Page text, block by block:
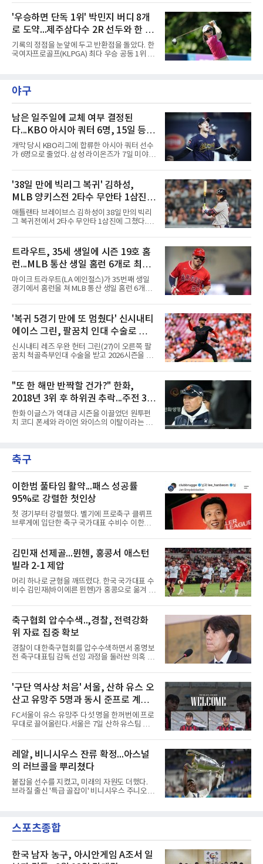
회 대회에서 데뷔 첫 승을 거뒀다.
귀포의 테디밸리 골프앤리조트(파72)에서 열린
2026시즌 한국여자프로골프(KLPGA) 투어 제주
삼다수 마스터스(총상금 10억 원) 2라운드에서
보기 없이 버디만 7개를 잡아 7언더파 65타를 쳤
다. 중간합계 1언더파 143타를 기록한 그는 전날
공동 115위에서 무려 77계단 뛰어오른 공동 38
위로 컷을 통과했다. 이번 대회 컷 기준은 1오버
오버파 78타로 공동 115위에 머물러 컷 탈락이
유력해 보였던 그였다.반전의 흐
'우승하면 단독 1위' 박민지 버디 8개
로 도약...제주삼다수 2R 선두와 한 타
차
기록의 정점을 눈앞에 두고 반환점을 돌았다. 한
국여자프로골프(KLPGA) 최다 우승 공동 1위 박
72)에서 열린 2라운드에서 버디 8개와 보기 1개
를 묶어 7언더파 65타를 쳤다. 1라운드에서 71
로 최정원, 문정민, 서어진, 신다인과 공동 2위에
이름을 올렸다. 단독 선두 강채연(9언더파 135
타)과는 한 타 차다.걸린 것이 크다. 지난 5월 sh
수협은행 MBN 여자 오픈에서 통산 20승을 채운
박민지는 이번 대회에서 우승하면 KLPGA 통산
최다 우승 단독 1위에 오른다.라
야구
남은 일주일에 교체 여부 결정된
다...KBO 아시아 쿼터 6명, 15일 등록
시한이 분수령
개막 당시 KBO리그에 합류한 아시아 쿼터 선수
가 6명으로 줄었다. 삼성 라이온즈가 7일 미야지
입한 결과다.한화 왕옌청과 키움 가나쿠보 유토
는 입지가 확고하다. 왕옌청은 21경기 10승 4패,
평균자책점 3.34로 다승 공동 선두이자 3경기 연
속 퀄리티스타트를 기록 중이다. 가나쿠보는 5
승 4패 13세이브 10홀드, 평균자책점 2.95로 외
국인 최초 10홀드·10세이브를 동시에 달성했
다.kt 스기모토 고키는 전반기 42경기 평균자책
17홀드 공동 선두에 올랐다. SSG 타케다 쇼타도
전반기 1승 7패, 평균자책점
'38일 만에 빅리그 복귀' 김하성,
MLB 양키스전 2타수 무안타 1삼진...
시즌 타율 0.067
애틀랜타 브레이브스 김하성이 38일 만의 빅리
그 복귀전에서 2타수 무안타 1삼진에 그쳤다.김
에서 열린 2026 MLB 뉴욕 양키스와의 원정 경
기에 9번 타자 유격수로 선발 출전했다. 시즌 타
율은 0.068에서 0.067(75타수 5안타)로 떨어졌
다.2회초 2사 1루에서는 양키스 좌완 선발 맥스
프리드의 6구째 몸쪽 싱킹 패스트볼을 쳐 유격
수 뜬공으로 아웃됐고, 5회초에는 루킹 삼진을
당했다. 1-0으로 앞선 8회초 1사에서 대타 도미
이 파열돼 5월 중순 복귀했고, 동계 훈련 부족 여
파로 부진이 이어졌다. 지난달
트라우트, 35세 생일에 시즌 19호 홈
런...MLB 통산 생일 홈런 6개로 최다
타이
마이크 트라우트(LA 에인절스)가 35번째 생일
경기에서 홈런을 쳐 MLB 통산 생일 홈런 6개로
미국 플로리다주 마이애미 론디포파크에서 열린
2026 MLB 마이애미 말린스와의 원정 경기에 2
번 타자 중견수로 선발 출전해 3타수 1안타(1홈
런) 1타점 2득점 1볼넷으로 팀의 4-3 승리를 견
인했다.1회초 1사에서 마이애미 선발 타일러 필
립스의 시속 155.8㎞ 바깥쪽 포심을 밀어 쳐 우
중간 담장을 넘겼다. 비거리 122ｍ, 시즌 19호이
이어져 동점이 됐고, 1루에 나간 뒤 놀런 섀누얼
의 역전 중월 2점 홈런 때 득점
'복귀 5경기 만에 또 멈췄다' 신시내티
에이스 그린, 팔꿈치 인대 수술로 시즌
아웃
신시내티 레즈 우완 헌터 그린(27)이 오른쪽 팔
꿈치 척골측부인대 수술을 받고 2026시즌을 접
치료를 위해 다음 주 수술받는다고 밝혔다. 수술
방식과 범위는 팔꿈치 내부 상태를 확인한 뒤 결
정된다. 올 시즌 복귀는 무산됐고, 손상 정도에
따라 2027시즌 복귀 시점도 영향을 받을 수 있
다.지난 3월 뼛조각 제거 관절경 수술 뒤 재활을
거쳐 지난달 복귀한 그린은 5경기에서 2승 2패,
평균자책점 6.83을 남겼다. 최근 불펜 투구 중 통
1라운드 지명감으로 평가받았고, MLB 파이프라
인 2017년 드래프트
"또 한 해만 반짝할 건가?" 한화,
2018년 3위 후 하위권 추락...주전 3명
빠지기 전에 많은 승리 챙겨야
한화 이글스가 역대급 시즌을 이끌었던 원투펀
치 코디 폰세와 라이언 와이스의 이탈이라는 거
에 메이저리그 역스카우트의 표적이 되면서 순
식간에 마운드의 핵이 공백으로 남게 됐다.폰세
벽하게 지탱하며 합쳐서 무려 33승을 합작해내
는 기적 같은 저력을 발휘했다. 특히 폰세는 다
승, 평균자책점, 탈삼진, 승률 등 투수 부문 4관
왕을 석권하고 정규시즌 MVP까지 거머쥐며 리
그를 지배했고, 와이스 역시 16승을 올리며 그에
못지않은 에이스급 투구로 팀
축구
이한범 풀타임 활약...패스 성공률
95%로 강렬한 첫인상
첫 경기부터 강렬했다. 벨기에 프로축구 클뤼프
브루게에 입단한 축구 국가대표 수비수 이한범
뽑혔다.이한범은 8일(한국시간) 벨기에 브뤼헤
의 얀 브레이덜 스타디온에서 열린 코르트레이
크와의 2026-2027 벨기에 주필러리그 1라운드
홈 경기에 선발로 나서 경기 종료까지 뛰었다.출
발 자체가 빨랐다. 2026 북중미 월드컵에서 한국
의 조별리그 3경기를 모두 풀타임으로 소화하며
대표팀 중앙 수비의 주축으로 자리 잡은 그는 덴
선발로 곧장 투입돼 90분을 소화하며 팀의 3-0
완승에 힘을 보탰다.기록도
김민재 선제골...뮌헨, 홍콩서 애스턴
빌라 2-1 제압
머리 하나로 균형을 깨뜨렸다. 한국 국가대표 수
비수 김민재(바이에른 뮌헨)가 홍콩으로 옮겨 열
리에 힘을 보탰다.김민재는 7일(현지시간) 홍콩
카이탁 스포츠파크에서 열린 애스턴 빌라(잉글
랜드)와의 친선경기에서 전반 37분 0의 균형을
깨는 골을 넣었다. 톰 비쇼프가 왼쪽 측면에서 올
린 프리킥에 묘하게 머리를 갖다 대 방향을 바꾸
며 골 그물을 흔들었다.흐름은 좋았다. 제주전에
서 주장 완장을 차고 30여 분을 소화했던 그는
로키로 교체됐다.분데스리가 최다 우승팀(35회)
뮌헨은 프리시즌 아시아
축구협회 압수수색..,경찰, 전력강화
위 자료 집중 확보
경찰이 대한축구협회를 압수수색하면서 홍명보
전 축구대표팀 감독 선임 과정을 둘러싼 의혹 규
비판이 홍 전 감독에게 집중됐지만 경찰의 시선
은 다른 곳을 향한다. 성적 부진과 별개로 선임
과정에 부당함이 있었는지가 수사의 본류다.7일
연합뉴스 취재를 종합하면 서울경찰청 광역수사
단 금융범죄수사대는 전날 축구협회 사무실 등
을 압수수색해 감독 선임 관련 자료를 다수 확보
했다. 특히 감독 후보를 검토해 이사회에 추천하
독을 1순위 후보로 정하고 검증한 과정, 이사회
의 최종 승인 경위를 살
'구단 역사상 처음' 서울, 산하 유스 오
산고 유망주 5명과 동시 준프로 계
약...ACL2 겨냥
FC서울이 유스 유망주 다섯 명을 한꺼번에 프로
무대로 끌어올린다.서울은 7일 산하 유스팀 서
다고 밝혔다. 한 번에 다섯 명과 계약한 것은 구
단 역사상 처음으로, 3학년 김강준·신지섭·이서
현·정현웅과 2학년 정하원이 대상이다.오산고의
성적이 배경이 됐다. 올 시즌 백운기 전국 고등학
교 축구대회와 코리아풋볼파크 U-18 챔피언스
컵, K리그 U-17 챔피언십을 잇달아 제패했다.시
기도 맞물렸다. 서울은 9월 시작하는 아시아축
무대 경험을 주려 했다.면면도 다양하다. 측면 공
격수 정현웅은 돌파력이
레알, 비니시우스 잔류 확정...아스널
의 러브콜을 뿌리쳤다
붙잡을 선수를 지켰고, 미래의 자원도 더했다.
브라질 출신 '특급 골잡이' 비니시우스 주니오르
2032년 6월 30일까지 유효한 6년 연장 계약에
합의했다고 공식 발표했다. 비니시우스는 재계
우에서의 8년은 너무 짧다며, 앞으로 6년, 그리
고 영원히 함께하겠다고 애정을 드러냈다.성사
스포츠종합
한국 남자 농구, 아시안게임 A조서 일